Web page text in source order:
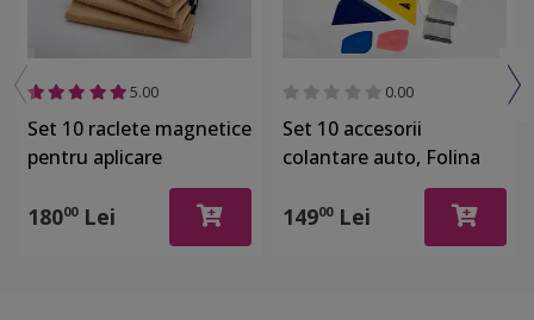
5.00
Set 10 raclete magnetice
pentru aplicare
autocolant la colantare
auto
18000Lei
0.00
Set 10 accesorii
colantare auto, Folina
14900Lei